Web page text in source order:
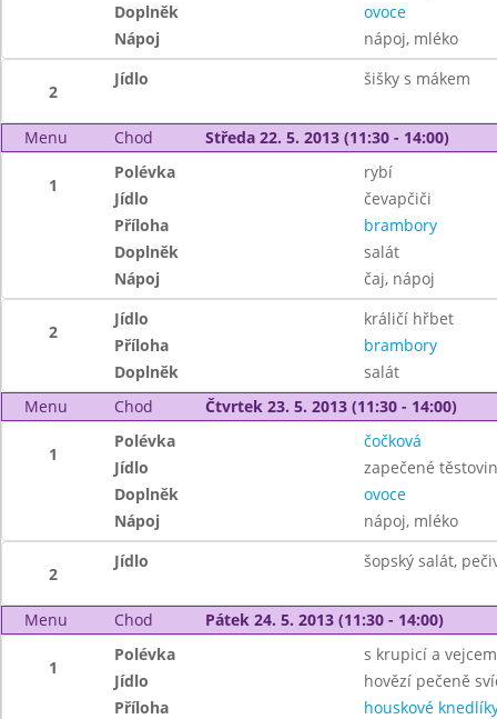
Doplněk
ovoce
Nápoj
nápoj, mléko
2
Jídlo šišky s mákem
Menu Chod Středa 22. 5. 2013 (11:30 - 14:00)
1
Polévka
rybí
Jídlo
čevapčiči
Příloha
brambory
Doplněk
salát
Nápoj
čaj, nápoj
2
Jídlo
králičí hřbet
Příloha
brambory
Doplněk
salát
Menu
Chod Čtvrtek 23. 5. 2013 (11:30 - 14:00)
1
Polévka
čočková
Jídlo
zapečené
Doplněk
ovoce
Nápoj
nápoj, mléko
2
Jídlo šopský salát,
Menu Chod Pátek 24. 5. 2013 (11:30 - 14:00)
1
Polévka
s krupicí a vejcem
Jídlo
hovězí pečeně
Příloha
houskové